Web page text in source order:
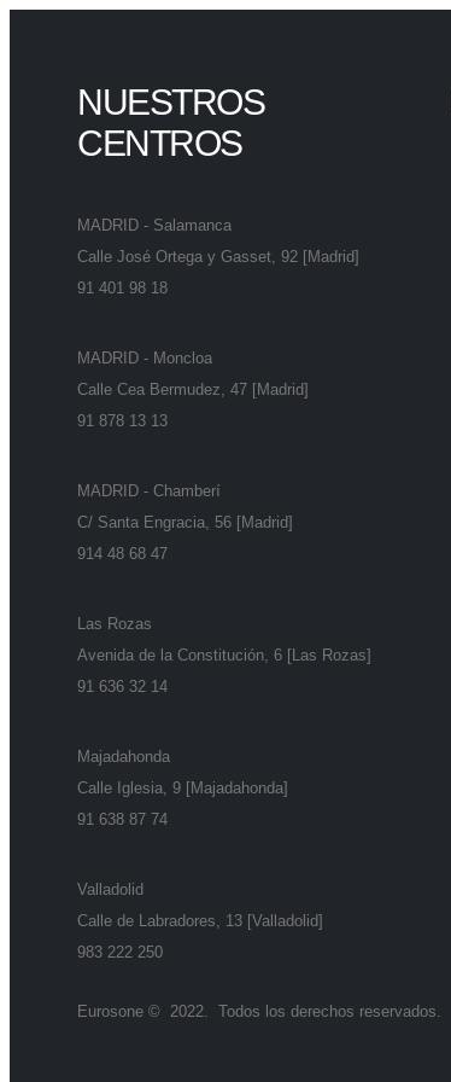
NUESTROS
CENTROS
MADRID - Salamanca
Calle José Ortega y Gasset, 92 [Madrid]
91 401 98 18
MADRID - Moncloa
Calle Cea Bermudez, 47 [Madrid]
91 878 13 13
MADRID - Chamberí
C/ Santa Engracia, 56 [Madrid]
914 48 68 47
Las Rozas
Avenida de la Constitución, 6 [Las Rozas]
91 636 32 14
Majadahonda
Calle Iglesia, 9 [Majadahonda]
91 638 87 74
Valladolid
Calle de Labradores, 13 [Valladolid]
983 222 250
Eurosone © 2022. Todos los derechos reservados.